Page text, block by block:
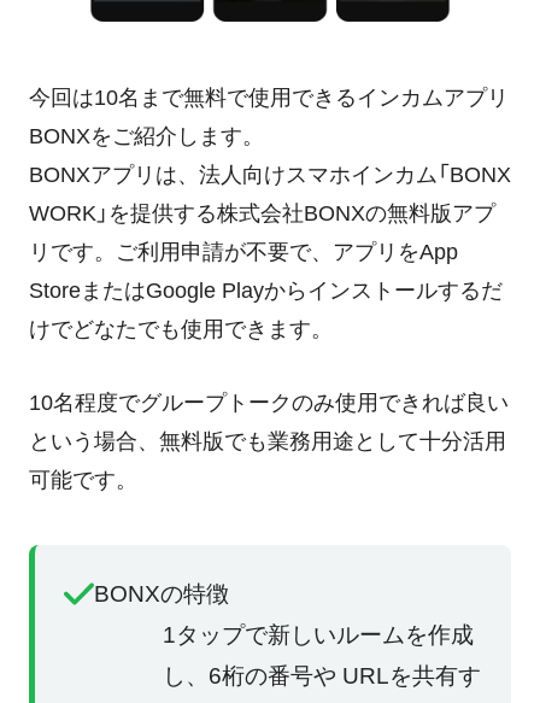
今回は10名まで無料で使用できるインカムアプリ
BONXをご紹介します。
BONXアプリは、法人向けスマホインカム「BONX
WORK」を提供する株式会社BONXの無料版アプ
リです。ご利用申請が不要で、アプリをApp
StoreまたはGoogle Playからインストールするだ
けでどなたでも使用できます。
10名程度でグループトークのみ使用できれば良い
という場合、無料版でも業務用途として十分活用
可能です。
BONXの特徴
1タップで新しいルームを作成
し、6桁の番号や URLを共有す